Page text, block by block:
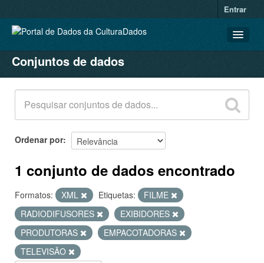
Entrar
CONJUNTOS DE DADOS
ORGANIZAÇÕES
GRUPOS
SOBRE
Conjuntos de dados
Ordenar por
1 conjunto de dados encontrado
Formatos: XML Etiquetas:
FILME
RADIODIFUSORES
EXIBIDORES
PRODUTORAS
EMPACOTADORAS
TELEVISÃO